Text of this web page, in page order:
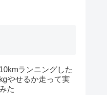
ランニングした
やせるか走って実
た